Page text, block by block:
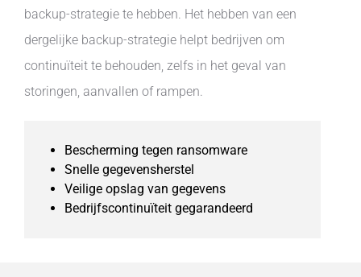
backup-strategie te hebben. Het hebben van een
dergelijke backup-strategie helpt bedrijven om
continuïteit te behouden, zelfs in het geval van
storingen, aanvallen of rampen.
Bescherming tegen ransomware
Snelle gegevensherstel
Veilige opslag van gegevens
Bedrijfscontinuïteit gegarandeerd